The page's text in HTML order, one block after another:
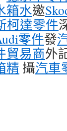
箱水邀
柯達零件
零件發
貿易商外
精 攝汽車